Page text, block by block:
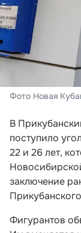
Фото Новая
В
поступило
22 и 26 лет,
заключение
Фигурантов